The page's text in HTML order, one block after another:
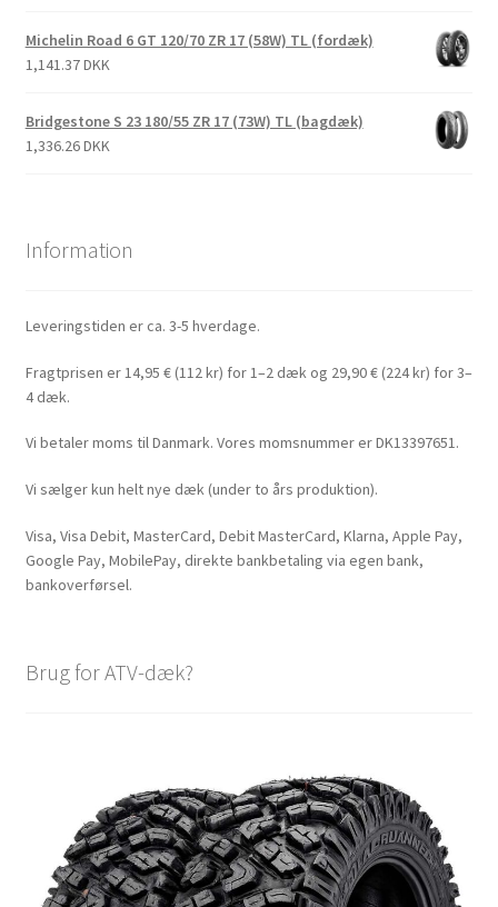
Michelin Road 6 GT 120/70 ZR 17 (58W) TL (fordæk)
1,141.37 DKK
Bridgestone S 23 180/55 ZR 17 (73W) TL (bagdæk)
1,336.26 DKK
Information
Leveringstiden er ca. 3-5 hverdage.
Fragtprisen er 14,95 € (112 kr) for 1–2 dæk og 29,90 € (224 kr) for 3–
4 dæk.
Vi betaler moms til Danmark. Vores momsnummer er DK13397651.
Vi sælger kun helt nye dæk (under to års produktion).
Visa, Visa Debit, MasterCard, Debit MasterCard, Klarna, Apple Pay,
Google Pay, MobilePay, direkte bankbetaling via egen bank,
bankoverførsel.
Brug for ATV-dæk?